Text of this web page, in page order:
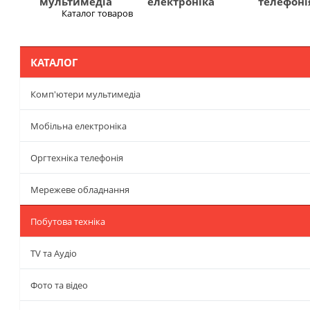
Каталог товаров
КАТАЛОГ
Комп'ютери мультимедіа
Мобільна електроніка
Оргтехніка телефонія
Мережеве обладнання
Побутова техніка
TV та Аудіо
Фото та відео